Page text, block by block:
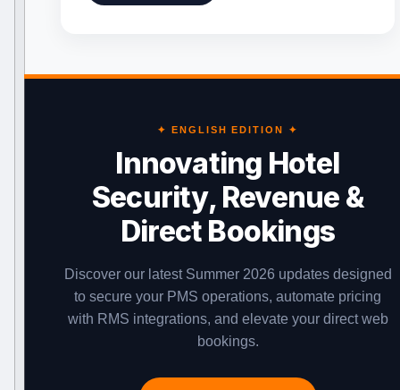
✦ ENGLISH EDITION ✦
Innovating Hotel
Security, Revenue &
Direct Bookings
Discover our latest Summer 2026 updates designed
to secure your PMS operations, automate pricing
with RMS integrations, and elevate your direct web
bookings.